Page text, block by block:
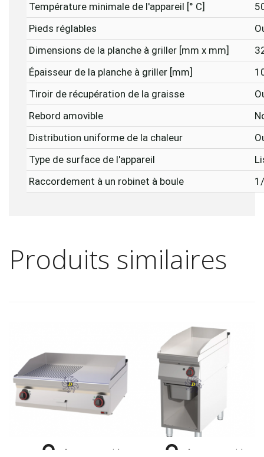
Température minimale de l'appareil [° C]
Pieds réglables
Dimensions de la planche à griller [mm x mm]
Épaisseur de la planche à griller [mm]
Tiroir de récupération de la graisse
Rebord amovible
Distribution uniforme de la chaleur
Type de surface de l'appareil
Raccordement à un robinet à boule
Produits similaires
 Aperçu rapide  Aperçu rapide